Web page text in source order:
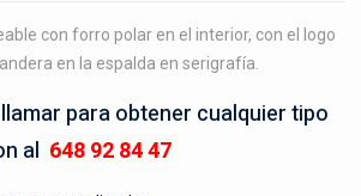
con forro polar en el interior, con el logo
en la espalda en serigrafía.
para obtener cualquier tipo
al 648 92 84 47